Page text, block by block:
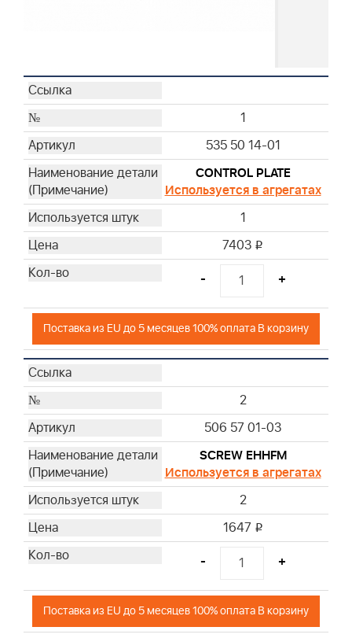
1
535 50 14-01
CONTROL PLATE
Используется в агрегатах
1
7403 i
- +
Поставка из EU до 5 месяцев 100% оплата В корзину
2
506 57 01-03
SCREW EHHFM
Используется в агрегатах
2
1647 i
- +
Поставка из EU до 5 месяцев 100% оплата В корзину